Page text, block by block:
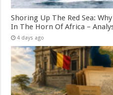
Shoring Up The Red Sea:
In The Horn Of Africa –
4 days ago